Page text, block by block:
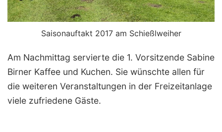
Saisonauftakt 2017 am Schießlweiher
Am Nachmittag servierte die 1. Vorsitzende Sabine
Birner Kaffee und Kuchen. Sie wünschte allen für
die weiteren Veranstaltungen in der Freizeitanlage
viele zufriedene Gäste.